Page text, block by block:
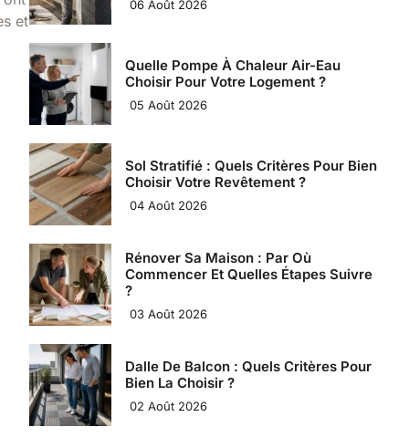
et
06 Août 2026
Quelle Pompe À Chaleur Air-Eau
Choisir Pour Votre Logement ?
05 Août 2026
Sol Stratifié : Quels Critères Pour Bien
Choisir Votre Revêtement ?
04 Août 2026
Rénover Sa Maison : Par Où
Commencer Et Quelles Étapes Suivre
?
03 Août 2026
Dalle De Balcon : Quels Critères Pour
Bien La Choisir ?
02 Août 2026